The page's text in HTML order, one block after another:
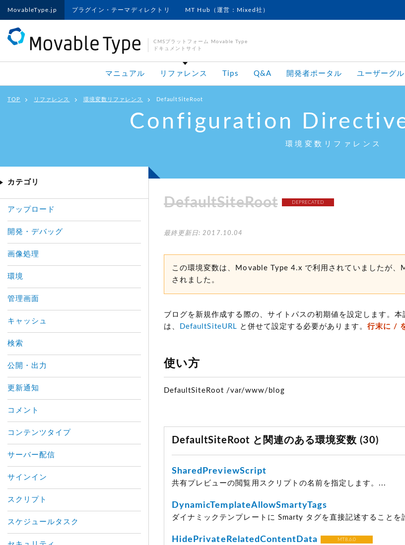
MovableType.jp プラグイン・テーマディレクトリ MT Hub（運営：Mixed社）
CMSプラットフォーム Movable Type
ドキュメントサイト
マニュアル リファレンス Tips Q&A 開発者ポータル ユーザーグ
TOP リファレンス 環境変数リファレンス DefaultSiteRoot
Configuration
環境変数リファレンス
DefaultSiteRoot DEPRECATED
最終更新日: 2017.10.04
この環境変数は、Movable Type 4.x で利用されていましたが
されました。
ブログを新規作成する際の、サイトパスの初期値を設定します。
は、
DefaultSiteURL と併せて設定する必要があります。 行末に /
使い方
DefaultSiteRoot /var/www/blog
DefaultSiteRoot と関連のある環境変数 (30)
SharedPreviewScript
共有プレビューの閲覧用スクリプトの名前を指定します。...
DynamicTemplateAllowSmartyTags
ダイナミックテンプレートに Smarty タグを直接記述することを
HidePrivateRelatedContentData MT8.6.0
カテゴリ
アップロード
開発・デバッグ
画像処理
環境
管理画面
キャッシュ
検索
公開・出力
更新通知
コメント
コンテンツタイプ
サーバー配信
サインイン
スクリプト
スケジュールタスク